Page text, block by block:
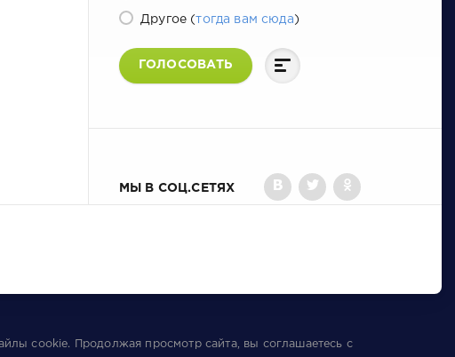
Другое (тогда вам сюда)
ГОЛОСОВАТЬ
МЫ В СОЦ.СЕТЯХ
cookie. Продолжая просмотр сайта, вы соглашаетесь с